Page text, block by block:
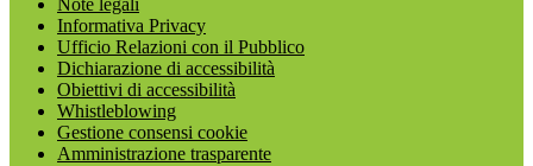
Note legali
Informativa Privacy
Ufficio Relazioni con il Pubblico
Dichiarazione di accessibilità
Obiettivi di accessibilità
Whistleblowing
Gestione consensi cookie
Amministrazione trasparente